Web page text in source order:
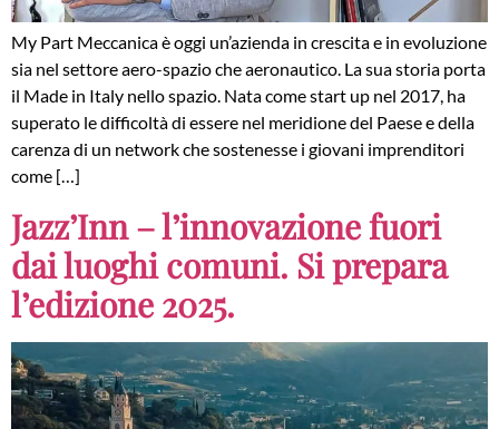
My Part Meccanica è oggi un’azienda in crescita e in evoluzione
sia nel settore aero-spazio che aeronautico. La sua storia porta
il Made in Italy nello spazio. Nata come start up nel 2017, ha
superato le difficoltà di essere nel meridione del Paese e della
carenza di un network che sostenesse i giovani imprenditori
come […]
Jazz’Inn – l’innovazione fuori
dai luoghi comuni. Si prepara
l’edizione 2025.